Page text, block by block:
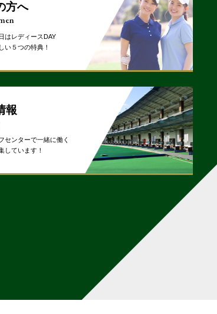
方へ
はレディースDAY
い５つの特典！
報
センターで一緒に働く
しています！